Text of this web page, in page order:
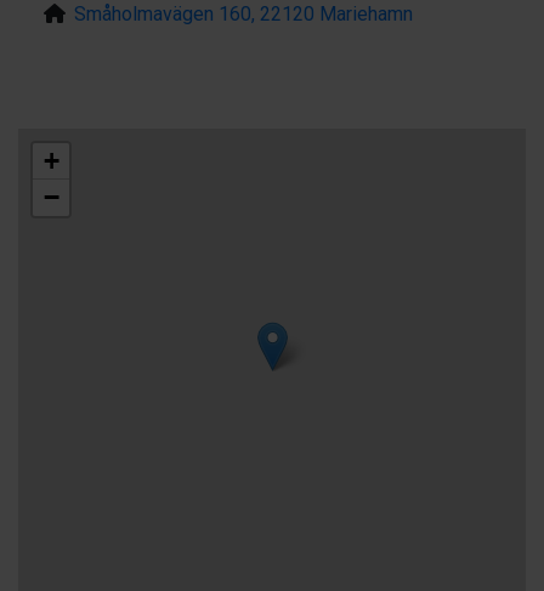
Småholmavägen 160, 22120 Mariehamn
+
−